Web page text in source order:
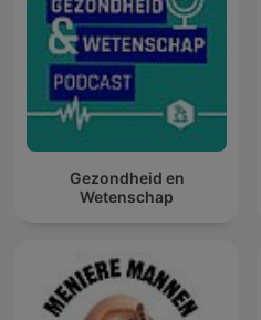
Gezondheid en
Wetenschap